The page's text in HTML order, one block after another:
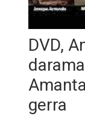
DVD,
gerra